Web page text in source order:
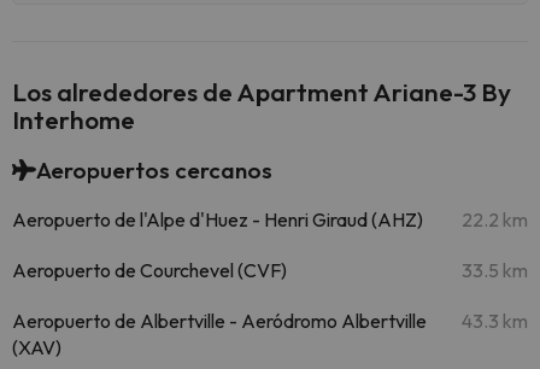
Los alrededores de Apartment Ariane-3 By
Interhome
Aeropuertos cercanos
Aeropuerto de l'Alpe d'Huez - Henri Giraud (AHZ) 22.2 km
Aeropuerto de Courchevel (CVF) 33.5 km
Aeropuerto de Albertville - Aeródromo Albertville
(XAV)
43.3 km